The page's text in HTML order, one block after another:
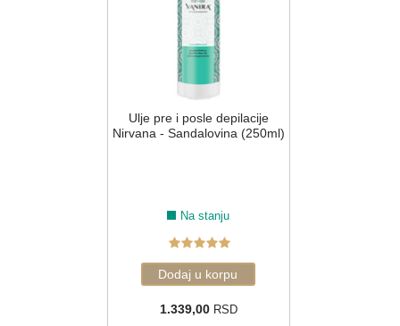
Ulje pre i posle depilacije
Nirvana - Sandalovina (250ml)
Na stanju
1.339,00RSD